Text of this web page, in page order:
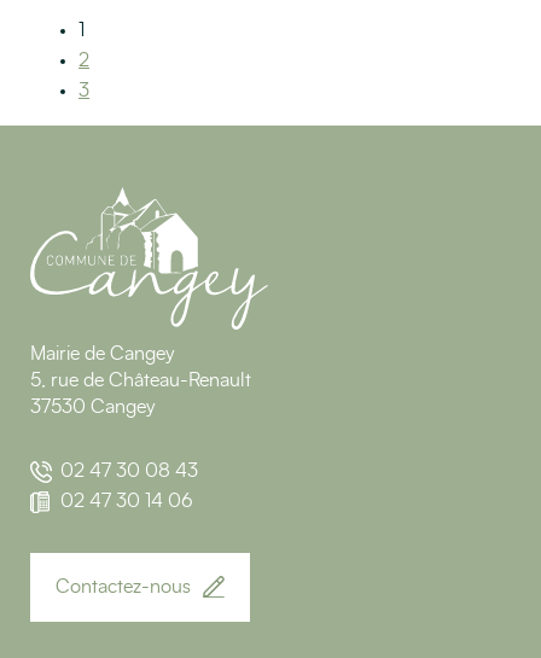
2
3
Mairie de Cangey
5, rue de Château-Renault
37530 Cangey
02 47 30 08 43
02 47 30 14 06
Contactez-nous